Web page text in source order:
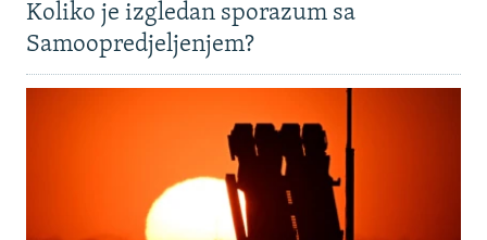
Koliko je izgledan sporazum sa
Samoopredjeljenjem?